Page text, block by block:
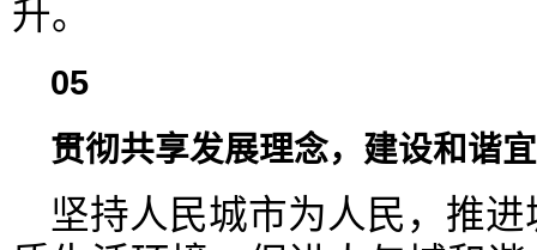
升。
05
贯彻共享发展理念，建设和谐
坚持人民城市为人民，推